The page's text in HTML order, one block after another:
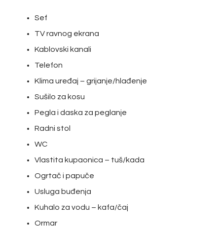
Sef
TV ravnog ekrana
Kablovski kanali
Telefon
Klima uređaj – grijanje/hlađenje
Sušilo za kosu
Pegla i daska za peglanje
Radni stol
WC
Vlastita kupaonica – tuš/kada
Ogrtač i papuče
Usluga buđenja
Kuhalo za vodu – kafa/čaj
Ormar